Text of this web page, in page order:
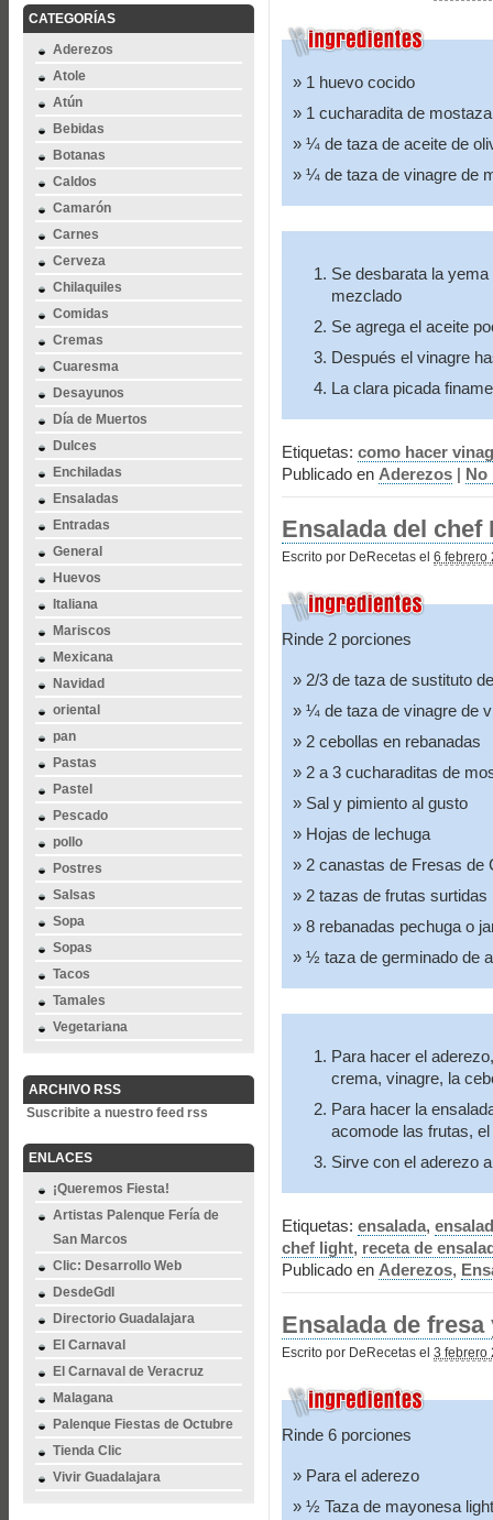
CATEGORÍAS
Aderezos
Atole
Atún
Bebidas
Botanas
Caldos
Camarón
Carnes
Cerveza
Chilaquiles
Comidas
Cremas
Cuaresma
Desayunos
Día de Muertos
Dulces
Enchiladas
Ensaladas
Entradas
General
Huevos
Italiana
Mariscos
Mexicana
Navidad
oriental
pan
Pastas
Pastel
Pescado
pollo
Postres
Salsas
Sopa
Sopas
Tacos
Tamales
Vegetariana
ARCHIVO RSS
Suscribite a nuestro feed rss
ENLACES
¡Queremos Fiesta!
Artistas Palenque Fería de
San Marcos
Clic: Desarrollo Web
DesdeGdl
Directorio Guadalajara
El Carnaval
El Carnaval de Veracruz
Malagana
Palenque Fiestas de Octubre
Tienda Clic
Vivir Guadalajara
1 huevo cocido
1 cucharadita de mostaza
¼ de taza de aceite de
¼ de taza de vinagre de
Se desbarata la
mezclado
Se agrega el aceite
Después el vinagre
La clara picada
Etiquetas: como hacer
Publicado en Aderezos | No
Ensalada del
Escrito por DeRecetas el 6 febrero
Rinde 2 porciones
2/3 de taza de sustituto
¼ de taza de vinagre de
2 cebollas en rebanadas
2 a 3 cucharaditas de
Sal y pimiento al gusto
Hojas de lechuga
2 canastas de Fresas de
2 tazas de frutas
8 rebanadas pechuga o
½ taza de germinado de
Para hacer el
crema, vinagre, la
Para hacer la
acomode las frutas,
Sirve con el aderezo
Etiquetas: ensalada,
chef light, receta de
Publicado en Aderezos,
Ensalada de
Escrito por DeRecetas el 3 febrero
Rinde 6 porciones
Para el aderezo
½ Taza de mayonesa